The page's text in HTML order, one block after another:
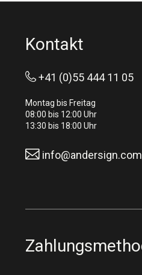
Kontakt
+41 (0)55 444 11 05
Montag bis Freitag
08:00 bis 12:00 Uhr
13:30 bis 18:00 Uhr
info@andersign.com